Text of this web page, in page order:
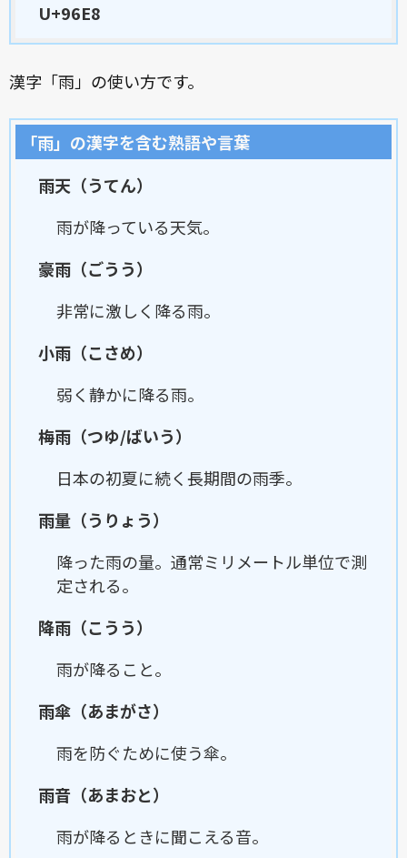
U+96E8
漢字「雨」の使い方です。
「雨」の漢字を含む熟語や言葉
雨天（うてん）
雨が降っている天気。
豪雨（ごうう）
非常に激しく降る雨。
小雨（こさめ）
弱く静かに降る雨。
梅雨（つゆ/ばいう）
日本の初夏に続く長期間の雨季。
雨量（うりょう）
降った雨の量。通常ミリメートル単位で測
定される。
降雨（こうう）
雨が降ること。
雨傘（あまがさ）
雨を防ぐために使う傘。
雨音（あまおと）
雨が降るときに聞こえる音。